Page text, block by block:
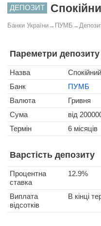
ДЕПОЗИТ
Банки України→ ПУМБ →
Пареметри депозиту
Назва
Спокійний
Банк
ПУМБ
Валюта
Гривня
Сума
від
Термін
6 місяців
Варстість депозиту
Процентна
ставка
12.9%
Виплата
відсотків
В кінці